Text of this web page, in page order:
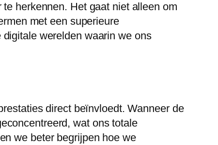
herkennen. Het gaat niet alleen om
met een superieure
werelden waarin we ons
direct beïnvloedt. Wanneer de
wat ons totale
we beter begrijpen hoe we